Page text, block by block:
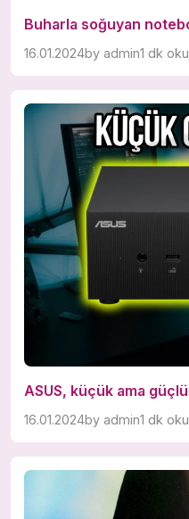
Buharla soğuyan
16.01.2024by admin1 dk
ASUS, küçük ama güçlü
16.01.2024by admin1 dk